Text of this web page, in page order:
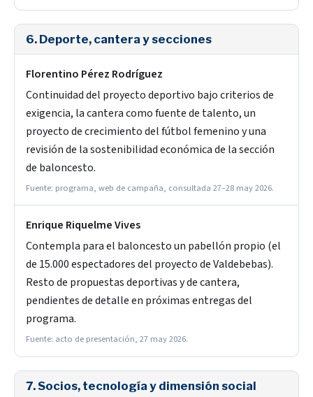
6. Deporte, cantera y secciones
Florentino Pérez Rodríguez
Continuidad del proyecto deportivo bajo criterios de
exigencia, la cantera como fuente de talento, un
proyecto de crecimiento del fútbol femenino y una
revisión de la sostenibilidad económica de la sección
de baloncesto.
Fuente: programa, web de campaña, consultada 27–28 may 2026.
Enrique Riquelme Vives
Contempla para el baloncesto un pabellón propio (el
de 15.000 espectadores del proyecto de Valdebebas).
Resto de propuestas deportivas y de cantera,
pendientes de detalle en próximas entregas del
programa.
Fuente: acto de presentación, 27 may 2026.
7. Socios, tecnología y dimensión social